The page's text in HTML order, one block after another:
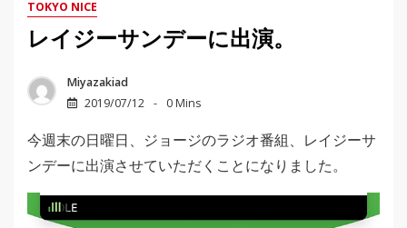
TOKYO NICE
レイジーサンデーに出演。
Miyazakiad
2019/07/12
0 Mins
今週末の日曜日、ジョージのラジオ番組、レイジーサ
ンデーに出演させていただくことになりました。